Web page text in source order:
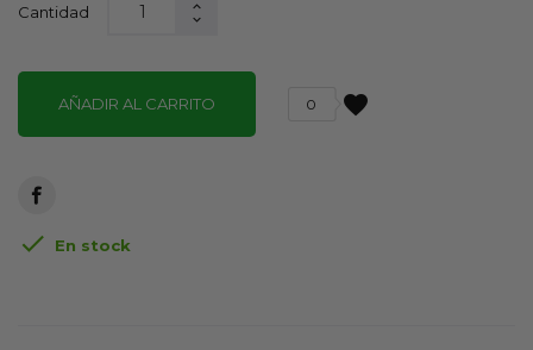
Cantidad
AÑADIR AL CARRITO favorite
0
 En stock